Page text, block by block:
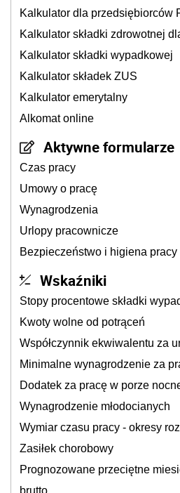
Kalkulator dla przedsiębiorców
Kalkulator składki zdrowotnej
Kalkulator składki wypadkowej
Kalkulator składek ZUS
Kalkulator emerytalny
Alkomat online
Aktywne formularze
Czas pracy
Umowy o pracę
Wynagrodzenia
Urlopy pracownicze
Bezpieczeństwo i higiena pracy
Wskaźniki
Stopy procentowe składki
Kwoty wolne od potrąceń
Współczynnik ekwiwalentu za
Minimalne wynagrodzenie za
Dodatek za pracę w porze
Wynagrodzenie młodocianych
Wymiar czasu pracy - okresy
Zasiłek chorobowy
Prognozowane przeciętne
brutto